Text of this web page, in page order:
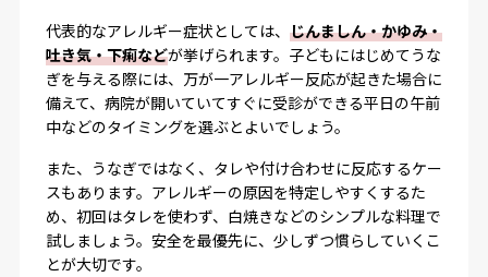
代表的なアレルギー症状としては、 じんましん・かゆみ・
吐き気・下痢などが挙げられます。子どもにはじめてうな
ぎを与える際には、万が一アレルギー反応が起きた場合に
備えて、病院が開いていてすぐに受診ができる平日の午前
中などのタイミングを選ぶとよいでしょう。
また、うなぎではなく、タレや付け合わせに反応するケー
スもあります。アレルギーの原因を特定しやすくするた
め、初回はタレを使わず、白焼きなどのシンプルな料理で
試しましょう。安全を最優先に、少しずつ慣らしていくこ
とが大切です。